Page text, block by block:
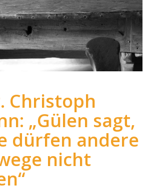
Christoph
„Gülen sagt,
dürfen andere
nicht